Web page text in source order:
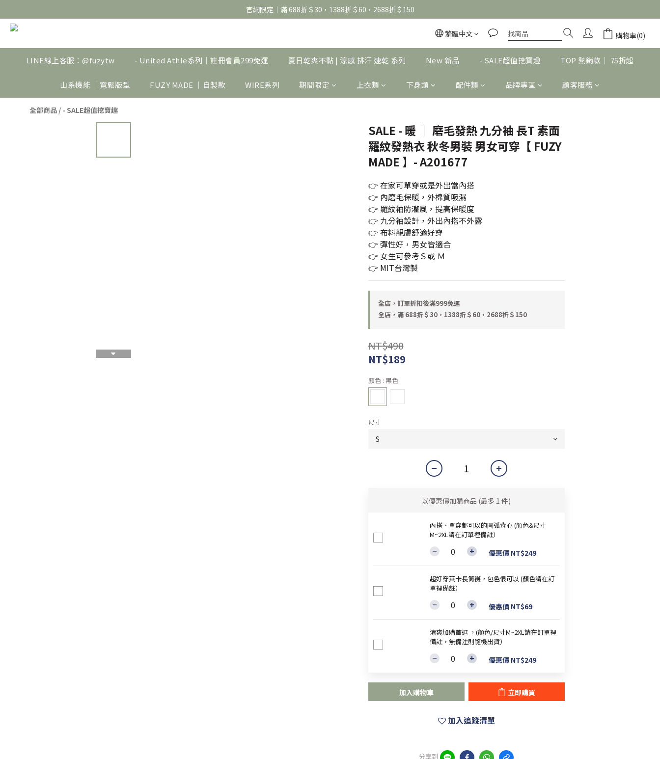
官網限定｜滿 688折＄30，1388折＄60，2688折＄150
官網限定｜滿 688折＄30，1388折＄60，2688折＄150
官網限定｜滿 688折＄30，1388折＄60，2688折＄150
繁體中文 購物車(0)
LINE線上客服：@fuzytw - United Athle系列｜註冊會員299免運 夏日乾爽不黏 | 涼感 排汗 速乾 系列 New 新品 - SALE超值挖寶趣 TOP 熱銷款｜ 75折起
山系機能 ｜寬鬆版型 FUZY MADE ｜自製款 WIRE系列 期間限定 上衣類 下身類 配件類 品牌專區 顧客服務
全部商品 / - SALE超值挖寶趣
SALE - 暖 ｜ 磨毛發熱 九分袖 長T 素面
羅紋發熱衣 秋冬男裝 男女可穿【 FUZY
MADE 】- A201677
👉 在家可單穿或是外出當內搭
👉 內磨毛保暖，外棉質吸濕
👉 羅紋袖防灌風，提高保暖度
👉 九分袖設計，外出內搭不外露
👉 布料親膚舒適好穿
👉 彈性好，男女皆適合
👉 女生可參考Ｓ或 Ｍ
👉 MIT台灣製
全店，訂單折扣後滿999免運
全店，滿 688折＄30，1388折＄60，2688折＄150
NT$490
NT$189
顏色 : 黑色
尺寸
以優惠價加購商品 (最多 1 件)
內搭、單穿都可以的圓弧背心 (顏色&尺寸
M~2XL請在訂單裡備註）
優惠價 NT$249
超好穿萊卡長筒襪，包色很可以 (顏色請在訂
單裡備註）
優惠價 NT$69
清爽加購首選 ，(顏色/尺寸M~2XL請在訂單裡
備註，無備注則隨機出貨）
優惠價 NT$249
加入購物車 立即購買
加入追蹤清單
分享到
立即購買